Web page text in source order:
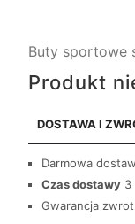
Buty sportowe
Produkt
DOSTAWA I
Darmowa
Czas dostawy 3
Gwarancja